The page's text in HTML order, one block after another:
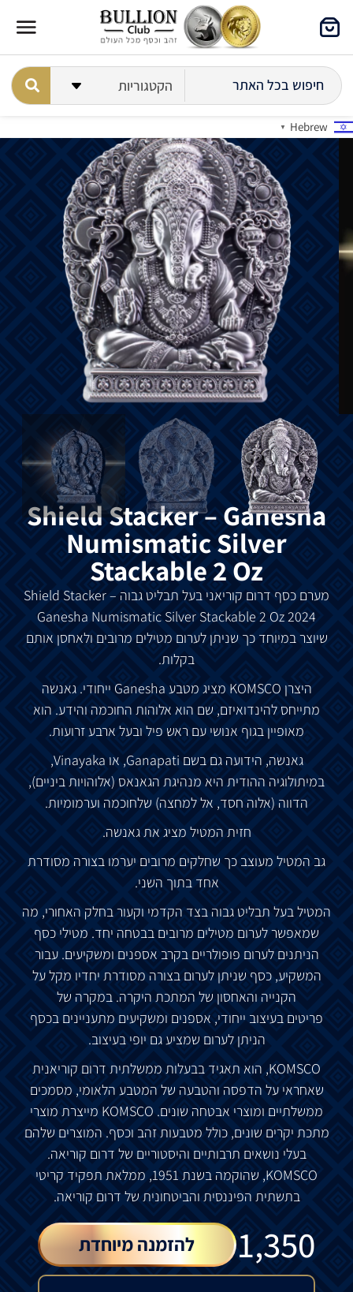
Hebrew
▼
Shield Stacker – Ganesha
Numismatic Silver
Stackable 2 Oz
מערם כסף דרום קוריאני בעל תבליט גבוה Shield Stacker –
Ganesha Numismatic Silver Stackable 2 Oz 2024
שיוצרבמיוחד כך שניתןלערום מטילים מרובים ולאחסן אותם
בקלות.
היצרן
מציג מטבע ייחודי.גאנשה
מתייחס להינדואיזם, שם הוא אלוהות החוכמה והידע. הוא
מאופיין בגוף אנושי עם ראש פיל ובעל ארבעזרועות.
גאנשה, ​​ הידועה גם בשם או
במיתולוגיה ההודית היא מנהיגת הגאנאס (אלוהויותביניים),
הדווה (אלוה חסד, אללמחצה) שלחוכמה וערמומיות.
חזית המטיל מציג אתגאנשה.
גב המטיל מעוצב כך שחלקים מרובים יערמו בצורה מסודרת
אחד בתוך השני.
המטילבעל תבליט גבוה בצד הקדמי וקעורבחלק האחורי, מה
שמאפשרלערום מטילים מרובים בבטחה יחד. מטילי כסף
הניתנים לערום פופולרייםבקרב אספנים ומשקיעים.עבור
המשקיע,כסף שניתן לערום בצורה מסודרת יחדיו מקלעל
הקנייה והאחסון של המתכת היקרה. במקרה של
פריטים בעיצוב ייחודי, אספנים ומשקיעים מתעניינים בכסף
הניתן לערום שמציעגם יופי בעיצוב.
KOMSCO, הוא תאגיד בבעלות ממשלתית דרום קוריאנית
שאחראי על הדפסה והטבעה של המטבע הלאומי, מסמכים
ממשלתיים ומוצרי אבטחה שונים. KOMSCO מייצרת מוצרי
מתכת יקרים שונים,כולל מטבעותזהב וכסף. המוצרים שלהם
בעלי נושאים תרבותיים והיסטוריים של דרום קוריאה.
KOMSCO, שהוקמה בשנת ממלאת תפקיד קריטי
בתשתית הפיננסית והביטחונית של דרום קוריאה.
1,350
₪ להזמנה מיוחדת